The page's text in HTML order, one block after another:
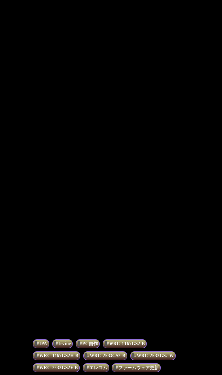
IPA Irvine PC自作 WRC-1167GS2-B
WRC-1167GS2H-B WRC-2533GS2-B WRC-2533GS2-W
WRC-2533GS2V-B エレコム ファームウェア更新